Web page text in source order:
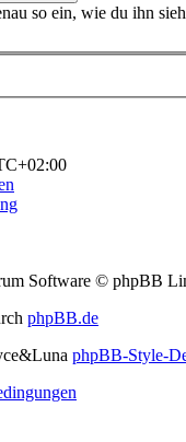
so ein, wie du ihn
Software © phpBB
phpBB.de
phpBB-Style-